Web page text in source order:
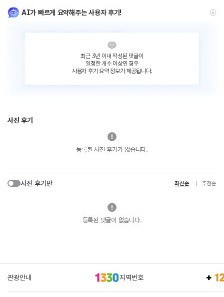
AI가 빠르게 요약해주는 사용자 후기!
최근 3년 이내 작성된 댓글이
일정한 개수 이상인 경우
사용자 후기 요약 정보가 제공됩니다.
사진 후기
등록된 사진 후기가 없습니다.
사진 후기만 최신순 추천순
등록된 댓글이 없습니다.
관광안내 지역번호